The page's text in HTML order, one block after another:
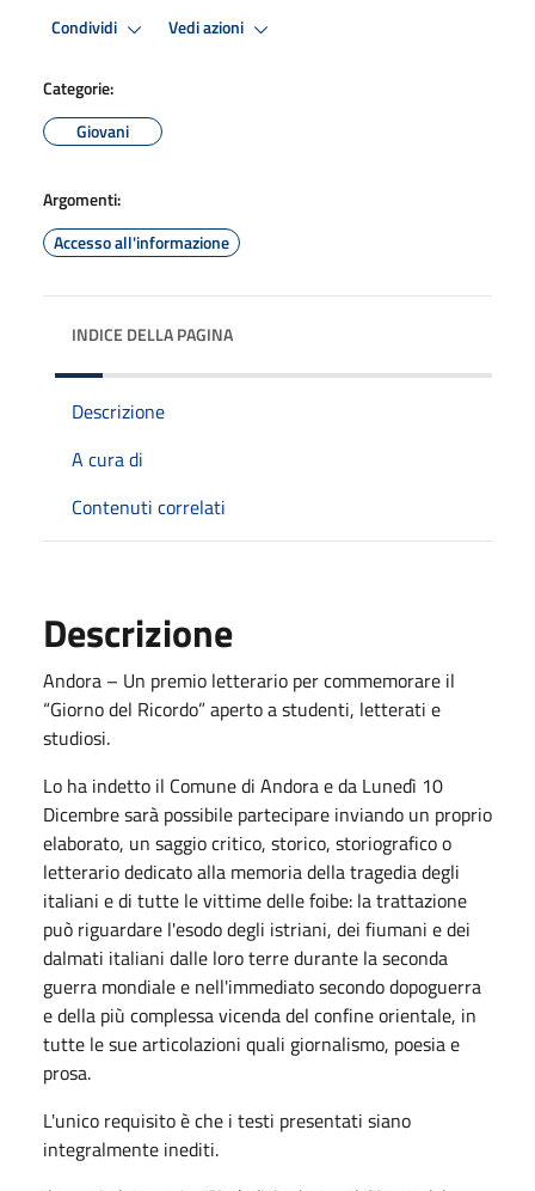
Condividi Vedi azioni
Categorie:
Giovani
Argomenti:
Accesso all'informazione
INDICE DELLA PAGINA
Descrizione
A cura di
Contenuti correlati
Descrizione
Andora – Un premio letterario per commemorare il
“Giorno del Ricordo” aperto a studenti, letterati e
studiosi.
Lo ha indetto il Comune di Andora e da Lunedì 10
Dicembre sarà possibile partecipare inviando un proprio
elaborato, un saggio critico, storico, storiografico o
letterario dedicato alla memoria della tragedia degli
italiani e di tutte le vittime delle foibe: la trattazione
può riguardare l'esodo degli istriani, dei fiumani e dei
dalmati italiani dalle loro terre durante la seconda
guerra mondiale e nell'immediato secondo dopoguerra
e della più complessa vicenda del confine orientale, in
tutte le sue articolazioni quali giornalismo, poesia e
prosa.
L'unico requisito è che i testi presentati siano
integralmente inediti.